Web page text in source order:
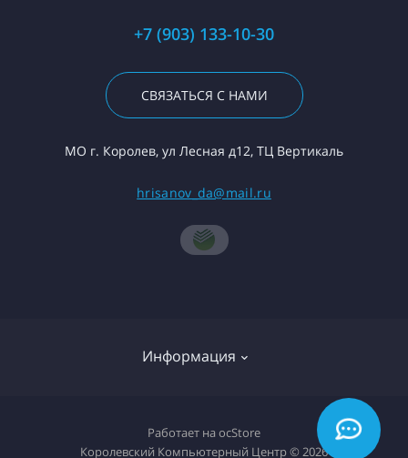
+7 (903) 133-10-30
СВЯЗАТЬСЯ С НАМИ
МО г. Королев, ул Лесная д12, ТЦ Вертикаль
hrisanov_da@mail.ru
Информация
О компании
Работает на ocStore
Королевский Компьютерный Центр © 2026